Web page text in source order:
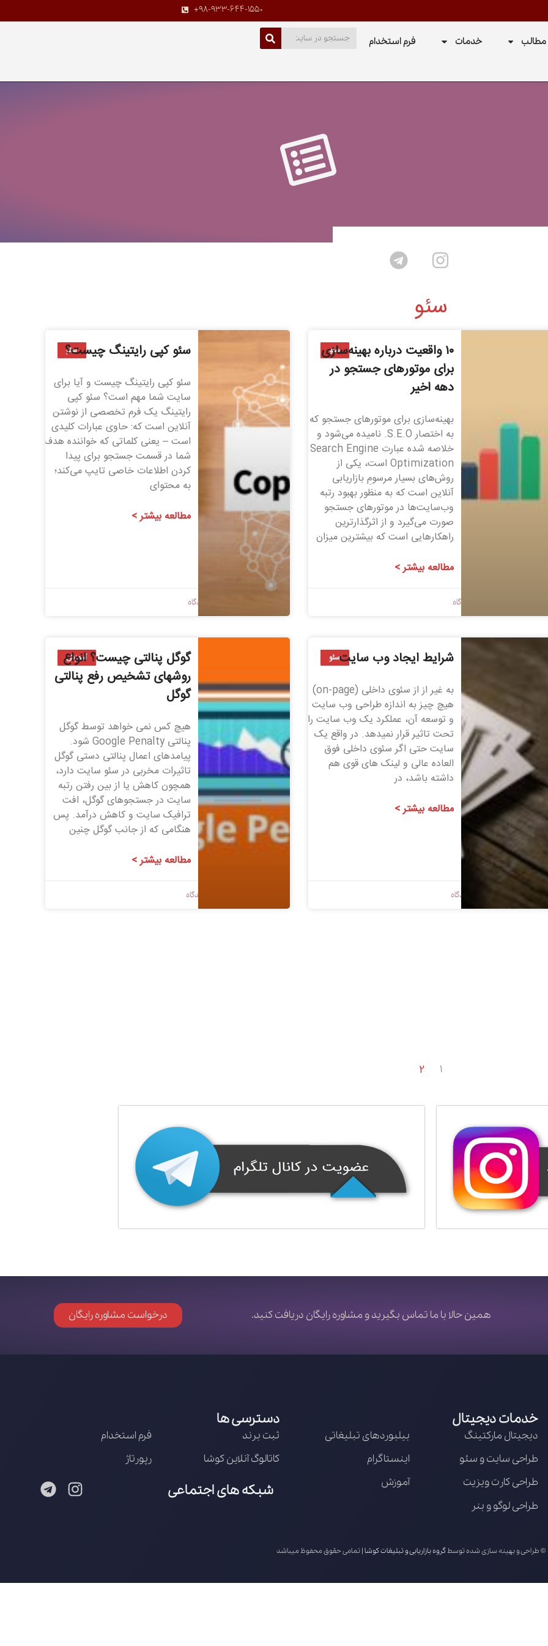
+98-933-644-1550
خدمات فرم استخدام
سئو
سئو
۱۰ واقعیت درباره بهینه‌سازی
برای موتورهای جستجو در
دهه اخیر
بهینه‌سازی برای موتورهای جستجو که
به اختصار S.E.O. نامیده می‌شود و
خلاصه شده عبارت Search Engine
Optimization است، یکی از
روش‌های بسیار مرسومِ بازاریابی
آنلاین است که به منظور بهبود رتبه
وب‌سایت‌ها در موتورهای جستجو
صورت می‌گیرد و از اثرگذارترین
راهکارهایی است که بیشترین میزان
مطالعه بیشتر >
بدون دیدگاه
سئو
سئو کپی رایتینگ چیست؟
سئو کپی رایتینگ چیست و آیا برای
سایت شما مهم است؟ سئو کپی
رایتینگ یک فرم تخصصی از نوشتن
آنلاین است که: حاوی عبارات کلیدی
است – یعنی کلماتی که خواننده هدف
شما در قسمت جستجو برای پیدا
کردن اطلاعات خاصی تایپ می‌کند؛
به محتوای
مطالعه بیشتر >
بدون دیدگاه
سئوشرایط ایجاد وب سایت
به غیر از از سئوی داخلی (on-page)
هیچ چیز به اندازه طراحی وب سایت
و توسعه آن، عملکرد یک وب سایت را
تحت تاثیر قرار نمی­دهد. در واقع یک
سایت حتی اگر سئوی داخلی فوق
العاده عالی و لینک های قوی هم
داشته باشد، در
مطالعه بیشتر >
بدون دیدگاه
آموزش
گوگل پنالتی چیست؟ انواع
روشهای تشخیص رفع پنالتی
گوگل
هیچ کس نمی خواهد توسط گوگل
پنالتی Google Penalty شود.
پیامدهای اعمال پنالتی دستی گوگل
تاثیرات مخربی در سئو سایت دارد،
همچون کاهش یا از بین رفتن رتبه
سایت در جستجوهای گوگل، افت
ترافیک سایت و کاهش درآمد. پس
هنگامی که از جانب گوگل چنین
مطالعه بیشتر >
بدون دیدگاه
1
2
همین حالا با ما تماس بگیرید و مشاوره رایگان دریافت کنید. درخواست مشاوره رایگان
خدمات دیجیتال
دیجیتال مارکتینگ
طراحی سایت و سئو
طراحی کارت ویزیت
طراحی لوگو و بنر
بیلبوردهای تبلیغاتی
اینستاگرام
آموزش
دسترسی ها
ثبت برند
کاتالوگ آنلاین کوشا
فرم استخدام
رپورتاژ
شبکه های اجتماعی
© طراحی و بهینه سازی شده توسطگروه بازاریابی و تبلیغات کوشا| تمامی حقوق محفوظ میباشد